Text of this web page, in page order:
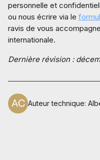
personnelle et
ou nous écrire via le
ravis de vous
internationale.
Dernière révision :
Auteur technique: